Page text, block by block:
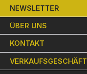
NEWSLETTER
ÜBER UNS
KONTAKT
VERKAUFSGESCHÄFT